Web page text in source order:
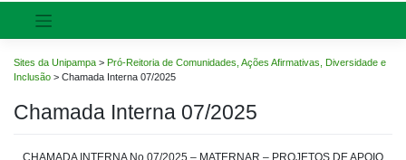
Sites da Unipampa > Pró-Reitoria de Comunidades, Ações Afirmativas, Diversidade e
Inclusão > Chamada Interna 07/2025
Chamada Interna 07/2025